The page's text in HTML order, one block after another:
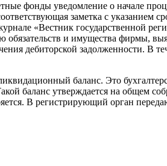
фонды уведомление о начале
заметка с указанием
«Вестник государственной
и имущества фирмы,
дебиторской задолженности. В
баланс. Это
баланс утверждается на общем
В регистрирующий орган